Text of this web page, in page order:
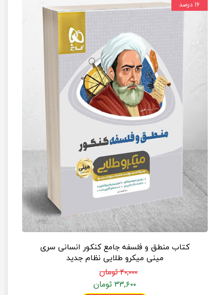
کتاب منطق و فلسفه جامع کنکور انسانی سری
مینی میکرو طلایی نظام جدید
۴۰,۰۰۰ تومان
۳۳,۶۰۰ تومان
۱۶ درصد